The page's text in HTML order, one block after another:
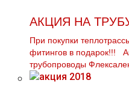
АКЦИЯ НА
При покупки
фитингов в подарок!!!
тpубопроводы